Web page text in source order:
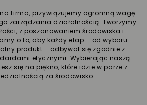
firma, przywiązujemy ogromną wagę
zarządzania działalnością. Tworzymy
z poszanowaniem środowiska i
o to, aby każdy etap – od wyboru
produkt – odbywał się zgodnie z
etycznymi. Wybierając naszą
się na piękno, które idzie w parze z
za środowisko.